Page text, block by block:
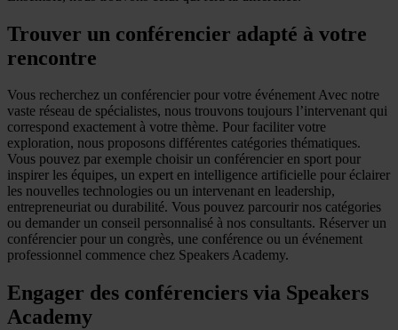
Trouver un conférencier adapté à votre
rencontre
Vous recherchez un conférencier pour votre événement Avec notre
vaste réseau de spécialistes, nous trouvons toujours l’intervenant qui
correspond exactement à votre thème. Pour faciliter votre
exploration, nous proposons différentes catégories thématiques.
Vous pouvez par exemple choisir un conférencier en sport pour
inspirer les équipes, un expert en intelligence artificielle pour éclairer
les nouvelles technologies ou un intervenant en leadership,
entrepreneuriat ou durabilité. Vous pouvez parcourir nos catégories
ou demander un conseil personnalisé à nos consultants. Réserver un
conférencier pour un congrès, une conférence ou un événement
professionnel commence chez Speakers Academy.
Engager des conférenciers via Speakers
Academy